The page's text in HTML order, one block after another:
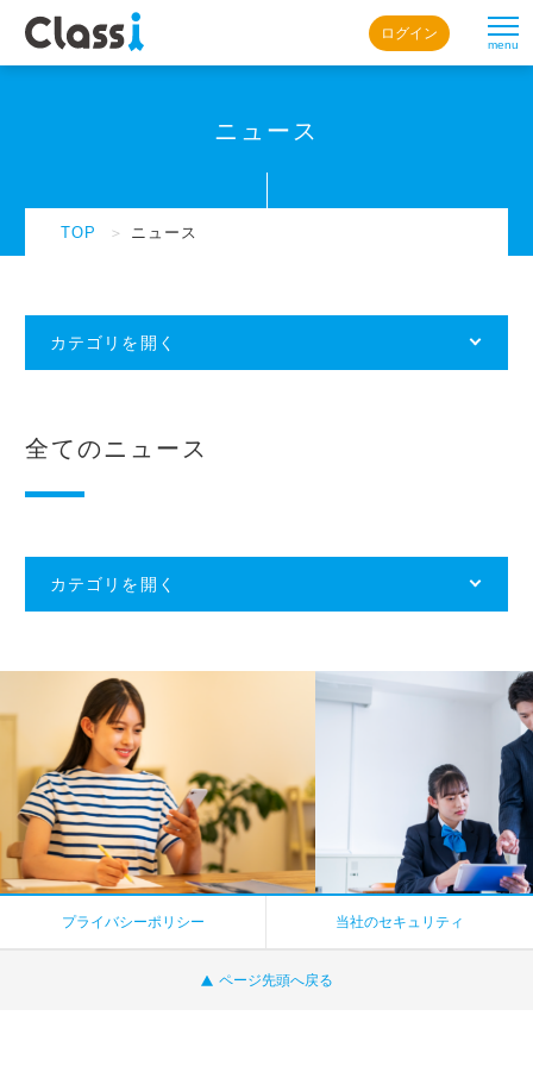
menu
ログイン
ニュース
TOP ＞ ニュース
カテゴリを開く
全てのニュース
カテゴリを開く
ページ先頭へ戻る
プライバシーポリシー 当社のセキュリティ